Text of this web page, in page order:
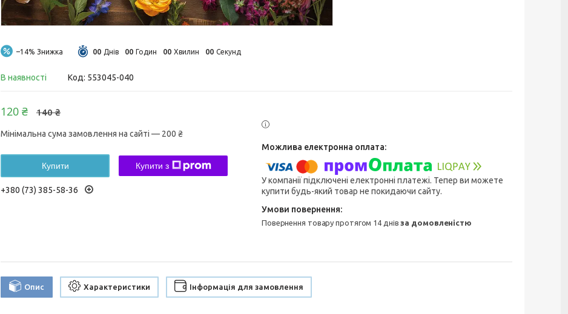
–14% 00 Днів 00 Годин 00 Хвилин 00 Секунд
В наявності Код: 553045-040
140 ₴
120 ₴
Мінімальна сума замовлення на сайті — 200 ₴
Купити Купити з
+380 (73) 385-58-36
У компанії підключені електронні платежі. Тепер ви можете
купити будь-який товар не покидаючи сайту.
повернення товару протягом 14 днівза домовленістю
Опис Характеристики Інформація для замовлення